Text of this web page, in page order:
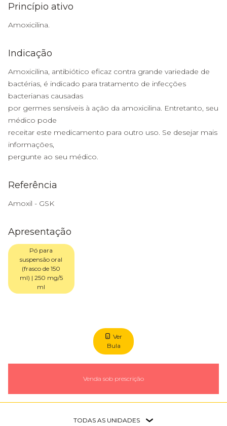
Princípio ativo
Amoxicilina.
Indicação
Amoxicilina, antibiótico eficaz contra grande variedade de
bactérias, é indicado para tratamento de infecções
bacterianas causadas
por germes sensíveis à ação da amoxicilina. Entretanto, seu
médico pode
receitar este medicamento para outro uso. Se desejar mais
informações,
pergunte ao seu médico.
Referência
Amoxil - GSK
Apresentação
Pó para
suspensão oral
(frasco de 150
ml) | 250 mg/5
ml
Ver
Bula
Venda sob prescrição
TODAS AS UNIDADES